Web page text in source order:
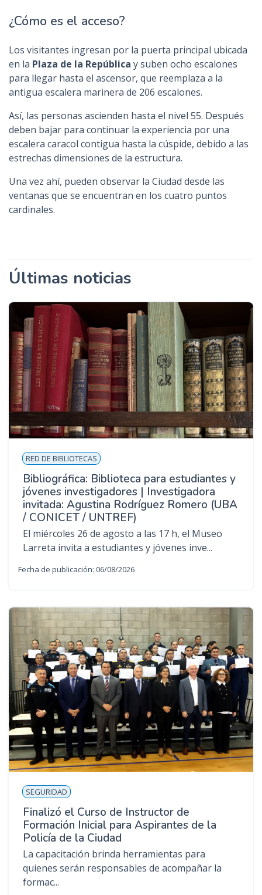
¿Cómo es el acceso?
Los visitantes ingresan por la puerta principal ubicada
en la Plaza de la República y suben ocho escalones
para llegar hasta el ascensor, que reemplaza a la
antigua escalera marinera de 206 escalones.
Así, las personas ascienden hasta el nivel 55. Después
deben bajar para continuar la experiencia por una
escalera caracol contigua hasta la cúspide, debido a las
estrechas dimensiones de la estructura.
Una vez ahí, pueden observar la Ciudad desde las
ventanas que se encuentran en los cuatro puntos
cardinales.
Últimas noticias
RED DE BIBLIOTECAS
Bibliográfica: Biblioteca para estudiantes y
jóvenes investigadores | Investigadora
invitada: Agustina Rodríguez Romero (UBA
/ CONICET / UNTREF)
El miércoles 26 de agosto a las 17 h, el Museo
Larreta invita a estudiantes y jóvenes inve...
Fecha de publicación: 06/08/2026
SEGURIDAD
Finalizó el Curso de Instructor de
Formación Inicial para Aspirantes de la
Policía de la Ciudad
La capacitación brinda herramientas para
quienes serán responsables de acompañar la
formac...